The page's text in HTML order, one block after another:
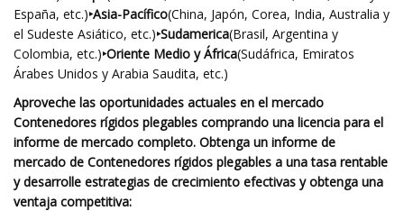
España, etc.)‣Asia-Pacífico(China, Japón, Corea, India, Australia y
el Sudeste Asiático, etc.)‣Sudamerica(Brasil, Argentina y
Colombia, etc.)‣Oriente Medio y África(Sudáfrica, Emiratos
Árabes Unidos y Arabia Saudita, etc.)
Aproveche las oportunidades actuales en el mercado
Contenedores rígidos plegables comprando una licencia para el
informe de mercado completo. Obtenga un informe de
mercado de Contenedores rígidos plegables a una tasa rentable
y desarrolle estrategias de crecimiento efectivas y obtenga una
ventaja competitiva: